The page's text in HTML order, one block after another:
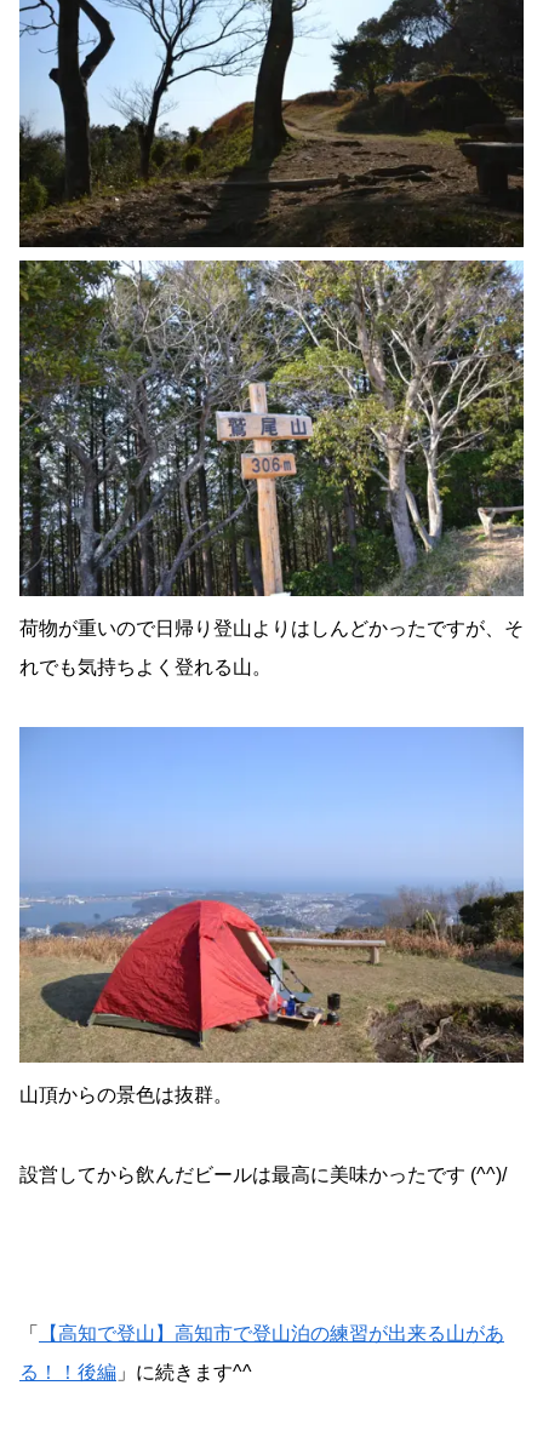
荷物が重いので日帰り登山よりはしんどかったですが、そ
れでも気持ちよく登れる山。
山頂からの景色は抜群。
設営してから飲んだビールは最高に美味かったです (^^)/
「
【高知で登山】高知市で登山泊の練習が出来る山があ
る！！後編 」に続きます^^